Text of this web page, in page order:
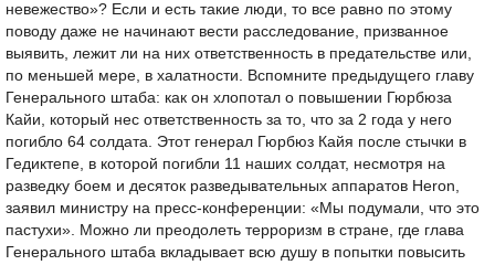
невежество»? Если и есть такие люди, то все равно по этому
поводу даже не начинают вести расследование, призванное
выявить, лежит ли на них ответственность в предательстве или,
по меньшей мере, в халатности. Вспомните предыдущего главу
Генерального штаба: как он хлопотал о повышении Гюрбюза
Кайи, который нес ответственность за то, что за 2 года у него
погибло 64 солдата. Этот генерал Гюрбюз Кайя после стычки в
Гедиктепе, в которой погибли 11 наших солдат, несмотря на
разведку боем и десяток разведывательных аппаратов Heron,
заявил министру на пресс-конференции: «Мы подумали, что это
пастухи». Можно ли преодолеть терроризм в стране, где глава
Генерального штаба вкладывает всю душу в попытки повысить